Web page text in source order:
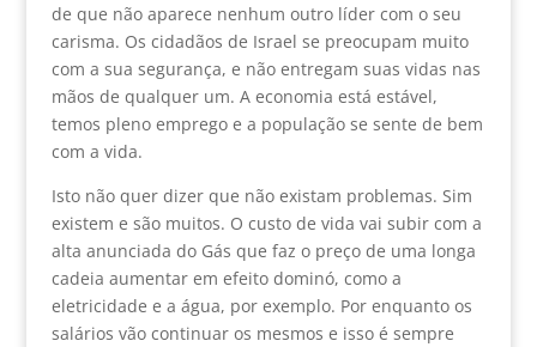
de que não aparece nenhum outro líder com o seu
carisma. Os cidadãos de Israel se preocupam muito
com a sua segurança, e não entregam suas vidas nas
mãos de qualquer um. A economia está estável,
temos pleno emprego e a população se sente de bem
com a vida.
Isto não quer dizer que não existam problemas. Sim
existem e são muitos. O custo de vida vai subir com a
alta anunciada do Gás que faz o preço de uma longa
cadeia aumentar em efeito dominó, como a
eletricidade e a água, por exemplo. Por enquanto os
salários vão continuar os mesmos e isso é sempre